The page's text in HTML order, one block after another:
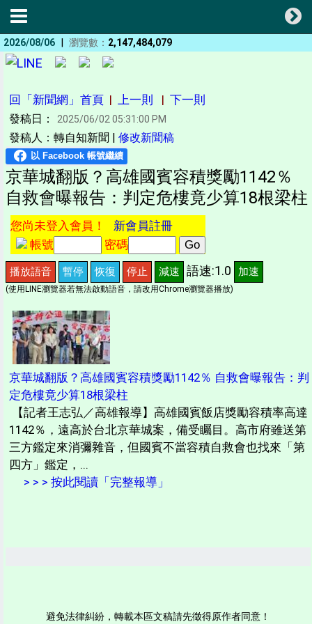
2026/08/06 | 瀏覽數： 2,147,484,079
回「新聞網」首頁 | 上一則 | 下一則
發稿日： 2025/06/02 05:31:00 PM
發稿人：轉自知新聞 | 修改新聞稿
京華城翻版？高雄國賓容積獎勵1142％
自救會曝報告：判定危樓竟少算18根梁柱
您尚未登入會員！ 新會員註冊
帳號
密碼
播放語音 暫停 恢復 停止 減速 語速:1.0 加速
(使用LINE瀏覽器若無法啟動語音，請改用Chrome瀏覽器播放)
京華城翻版？高雄國賓容積獎勵1142％ 自救會曝報告：判
定危樓竟少算18根梁柱
【記者王志弘／高雄報導】高雄國賓飯店獎勵容積率高達
1142％，遠高於台北京華城案，備受矚目。高市府雖送第
三方鑑定來消彌雜音，但國賓不當容積自救會也找來「第
四方」鑑定，...
> > > 按此閱讀「完整報導」
避免法律糾紛，轉載本區文稿請先徵得原作者同意！